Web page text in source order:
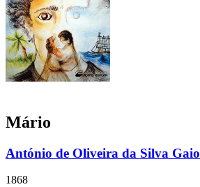
Mário
António de Oliveira da Silva Gaio
1868